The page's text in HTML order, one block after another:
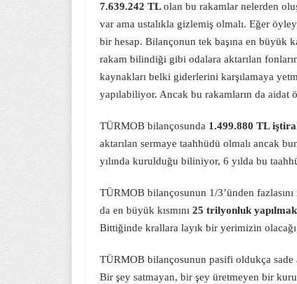
7.639.242 TLolan bu rakamlar nelerden
var ama ustalıkla gizlemiş olmalı. Eğer
bir hesap. Bilançonun tek başına en büyük
rakam bilindiği gibi odalara aktarılan
kaynakları belki giderlerini karşılamaya
yapılabiliyor. Ancak bu rakamların da aidat
TÜRMOB bilançosunda 1.499.880 TL
aktarılan sermaye taahhüdü olmalı ancak
yılında kurulduğu biliniyor, 6 yılda bu
TÜRMOB bilançosunun 1/3’ünden
da en büyük kısmını 25 trilyonluk
Bittiğinde krallara layık bir yerimizin
TÜRMOB bilançosunun pasifi oldukça sade
Bir şey satmayan, bir şey üretmeyen bir